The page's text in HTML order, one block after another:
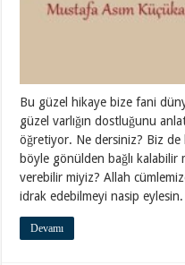
Bu güzel hikaye bize fani
güzel varlığın dostluğunu
öğretiyor. Ne dersiniz? Biz de
böyle gönülden bağlı kalabilir
verebilir miyiz? Allah
idrak edebilmeyi nasip
Devamı